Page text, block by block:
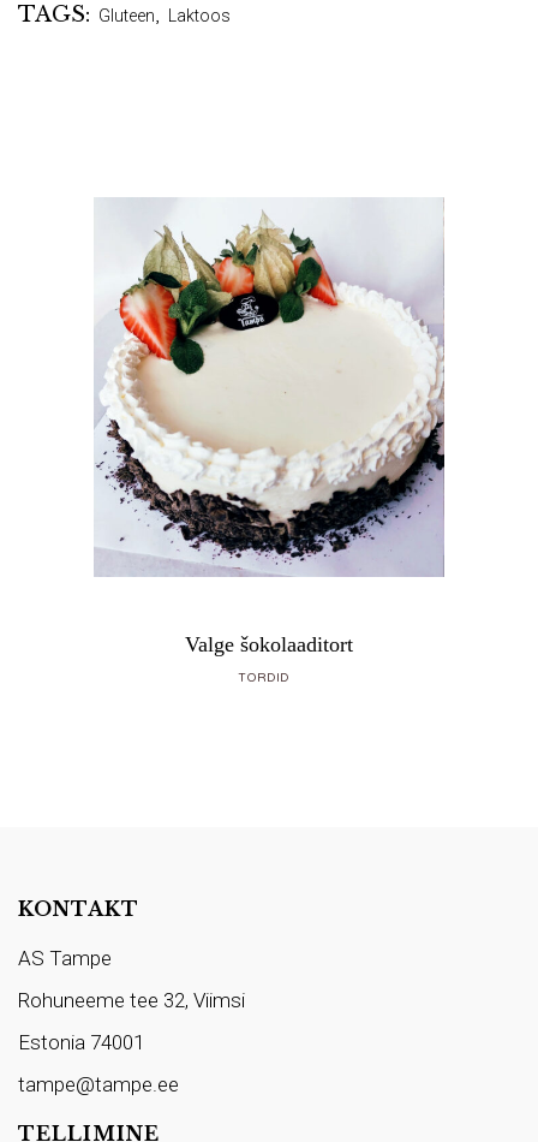
TAGS: Gluteen, Laktoos
Valge šokolaaditort
TORDID
KONTAKT
AS Tampe
Rohuneeme tee 32, Viimsi
Estonia 74001
tampe@tampe.ee
TELLIMINE